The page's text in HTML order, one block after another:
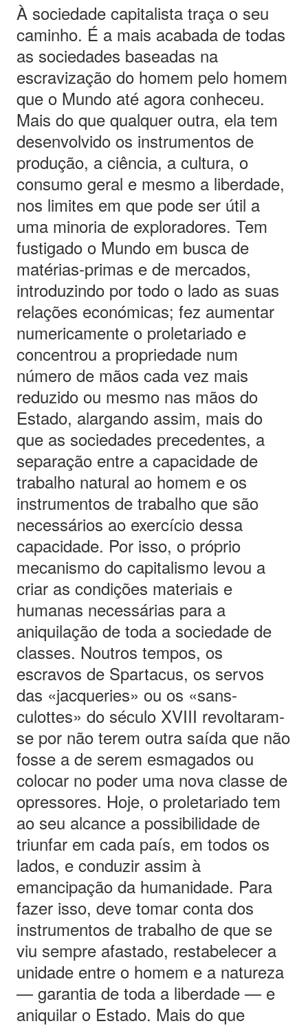
À sociedade capitalista traça o seu
caminho. É a mais acabada de todas
as sociedades baseadas na
escravização do homem pelo homem
que o Mundo até agora conheceu.
Mais do que qualquer outra, ela tem
desenvolvido os instrumentos de
produção, a ciência, a cultura, o
consumo geral e mesmo a liberdade,
nos limites em que pode ser útil a
uma minoria de exploradores. Tem
fustigado o Mundo em busca de
matérias-primas e de mercados,
introduzindo por todo o lado as suas
relações económicas; fez aumentar
numericamente o proletariado e
concentrou a propriedade num
número de mãos cada vez mais
reduzido ou mesmo nas mãos do
Estado, alargando assim, mais do
que as sociedades precedentes, a
separação entre a capacidade de
trabalho natural ao homem e os
instrumentos de trabalho que são
necessários ao exercício dessa
capacidade. Por isso, o próprio
mecanismo do capitalismo levou a
criar as condições materiais e
humanas necessárias para a
aniquilação de toda a sociedade de
classes. Noutros tempos, os
escravos de Spartacus, os servos
das «jacqueries» ou os «sans-
culottes» do século XVIII revoltaram-
se por não terem outra saída que não
fosse a de serem esmagados ou
colocar no poder uma nova classe de
opressores. Hoje, o proletariado tem
ao seu alcance a possibilidade de
triunfar em cada país, em todos os
lados, e conduzir assim à
emancipação da humanidade. Para
fazer isso, deve tomar conta dos
instrumentos de trabalho de que se
viu sempre afastado, restabelecer a
unidade entre o homem e a natureza
— garantia de toda a liberdade — e
aniquilar o Estado. Mais do que